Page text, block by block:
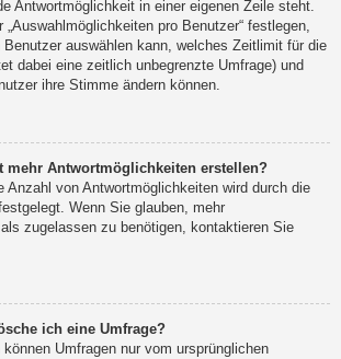
Antwortmöglichkeit in einer eigenen Zeile steht.
pro Benutzer“ festlegen,
auswählen kann, welches Zeitlimit für die
dabei eine zeitlich unbegrenzte Umfrage) und
ihre Stimme ändern können.
mehr Antwortmöglichkeiten erstellen?
Anzahl von Antwortmöglichkeiten wird durch die
Wenn Sie glauben, mehr
zugelassen zu benötigen, kontaktieren Sie
ich eine Umfrage?
Umfragen nur vom ursprünglichen